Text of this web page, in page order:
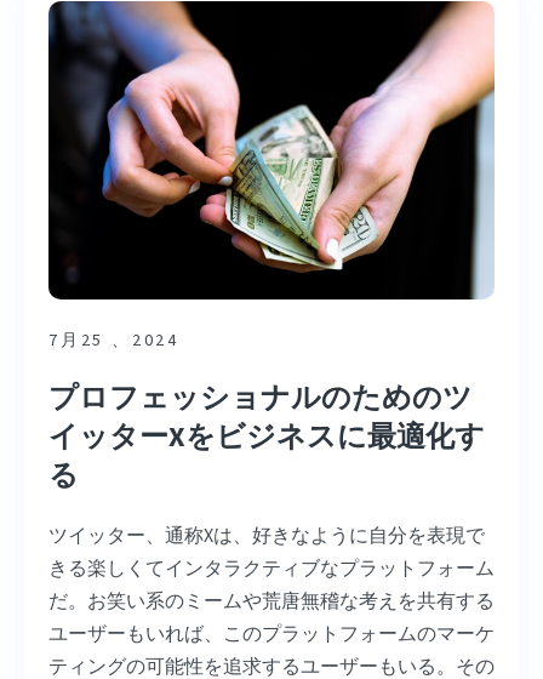
7月25 、2024
プロフェッショナルのためのツ
イッターXをビジネスに最適化す
る
ツイッター、通称Xは、好きなように自分を表現で
きる楽しくてインタラクティブなプラットフォーム
だ。お笑い系のミームや荒唐無稽な考えを共有する
ユーザーもいれば、このプラットフォームのマーケ
ティングの可能性を追求するユーザーもいる。その